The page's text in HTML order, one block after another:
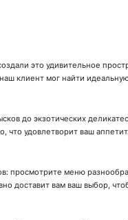
это удивительное
клиент мог найти
до экзотических
что удовлетворит ваш
просмотрите меню
доставит вам ваш выбор,